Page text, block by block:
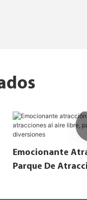
Emocionante
Parque De